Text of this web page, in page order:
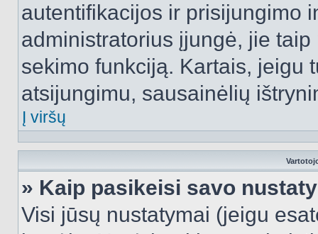
autentifikacijos ir prisijungimo
administratorius įjungė, jie
sekimo funkciją. Kartais, jeigu
atsijungimu, sausainėlių
Į viršų
» Kaip pasikeisi savo
Visi jūsų nustatymai (jeigu